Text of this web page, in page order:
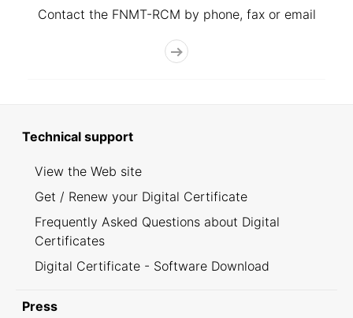
Contact the FNMT-RCM by phone, fax or email
Technical support
View the Web site
Get / Renew your Digital Certificate
Frequently Asked Questions about Digital
Certificates
Digital Certificate - Software Download
Press